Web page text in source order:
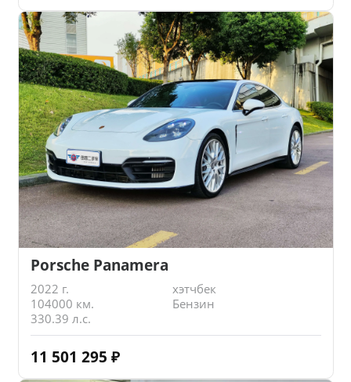
Porsche Panamera
2022 г.
хэтчбек
104000 км.
Бензин
330.39 л.с.
11 501 295 ₽